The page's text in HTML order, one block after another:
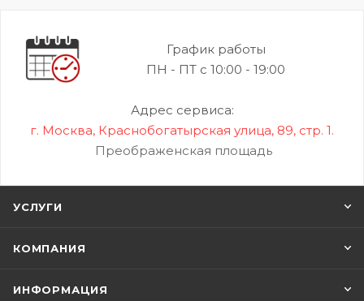
График работы
ПН - ПТ с 10:00 - 19:00
Адрес сервиса:
г. Москва, Краснобогатырская улица, 89, стр. 1.
Преображенская площадь
УСЛУГИ
КОМПАНИЯ
ИНФОРМАЦИЯ